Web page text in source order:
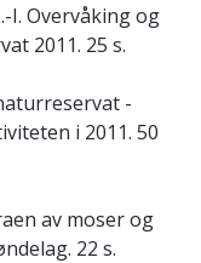
I. Overvåking og
2011. 25 s.
-
i 2011. 50
av moser og
22 s.